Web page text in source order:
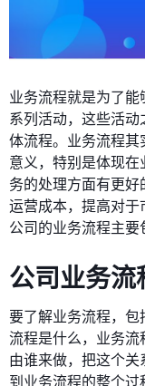
业务流程就是为了
系列活动，这些活
体流程。业务流程
意义，特别是体现
务的处理方面有更
运营成本，提高对于
公司的业务流程主要
公司业务
要了解业务流程，
流程是什么，业务流
由谁来做，把这个
到业务流程的整个